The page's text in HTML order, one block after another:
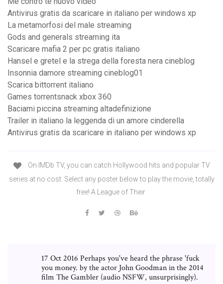
Antivirus gratis da scaricare in italiano per windows xp
La metamorfosi del male streaming
Gods and generals streaming ita
Scaricare mafia 2 per pc gratis italiano
Hansel e gretel e la strega della foresta nera cineblog
Insonnia damore streaming cineblog01
Scarica bittorrent italiano
Games torrentsnack xbox 360
Baciami piccina streaming altadefinizione
Trailer in italiano la leggenda di un amore cinderella
Antivirus gratis da scaricare in italiano per windows xp
On IMDb TV, you can catch Hollywood hits and popular TV
series at no cost. Select any poster below to play the movie, totally
free! A League of Their
17 Oct 2016 Perhaps you've heard the phrase 'fuck
you money. by the actor John Goodman in the 2014
film The Gambler (audio NSFW, unsurprisingly).